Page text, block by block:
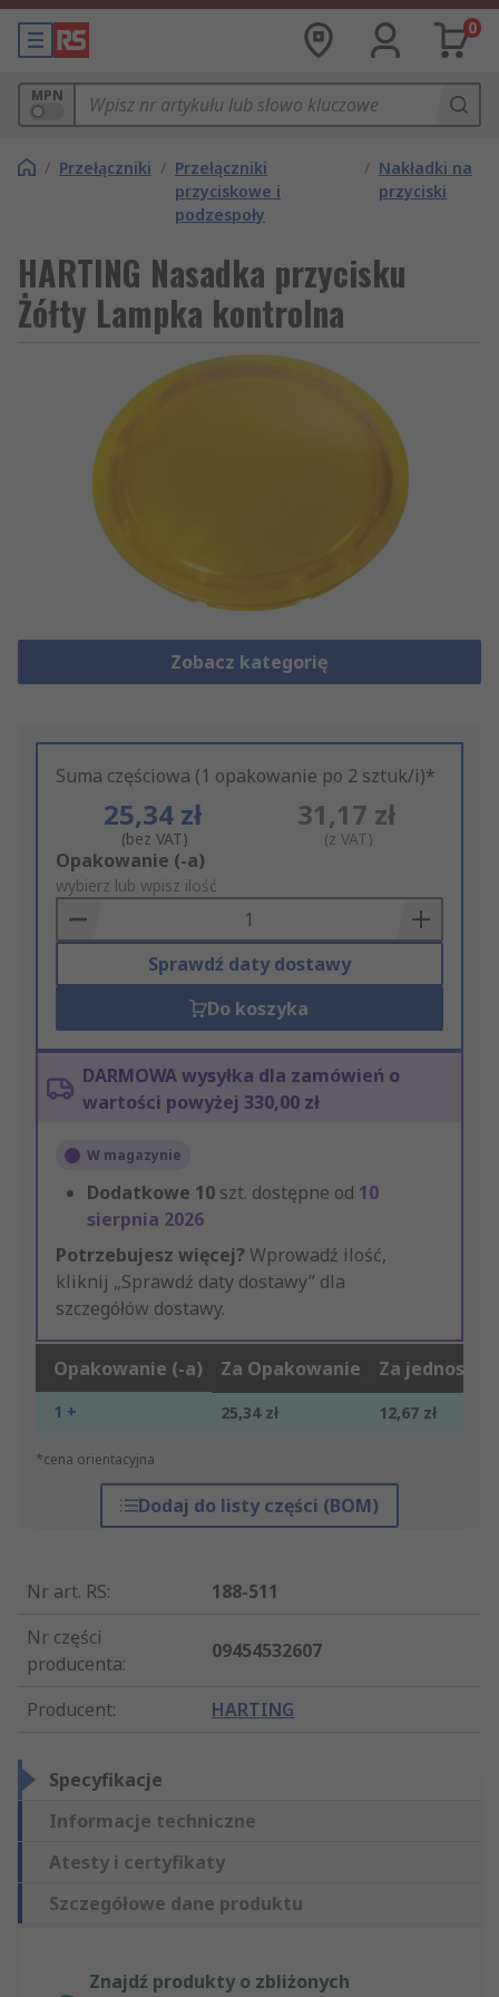
0
MPN
/ Przełączniki / Przełączniki
przyciskowe i
podzespoły
/ Nakładki na
przyciski
HARTING Nasadka przycisku
Żółty Lampka kontrolna
Zobacz kategorię
Suma częściowa (1 opakowanie po 2 sztuk/i)*
25,34 zł
(bez VAT)
31,17 zł
(z VAT)
Add
to
Basket
Opakowanie (-a)
wybierz lub wpisz ilość
Sprawdź daty dostawy
Do koszyka
DARMOWA wysyłka dla zamówień o
wartości powyżej 330,00 zł
W magazynie
Dodatkowe 10 szt. dostępne od 10
sierpnia 2026
Potrzebujesz więcej? Wprowadź ilość,
kliknij „Sprawdź daty dostawy” dla
szczegółów dostawy.
Opakowanie (-a) Za Opakowanie Za
1 + 25,34 zł 12,67 zł
*cena orientacyjna
Dodaj do listy części (BOM)
Nr art. RS:
188-511
Nr części
producenta:
09454532607
Producent: HARTING
Specyfikacje
Informacje techniczne
Atesty i certyfikaty
Szczegółowe dane produktu
Znajdź produkty o zbliżonych